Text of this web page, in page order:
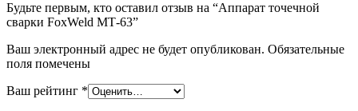
Будьте первым, кто оставил отзыв на “Аппарат точечной
сварки FoxWeld МТ-63”
Ваш электронный адрес не будет опубликован. Обязательные
поля помечены
Ваш рейтинг *